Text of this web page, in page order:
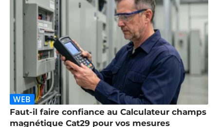
WEB
Faut-il faire confiance au Calculateur champs
magnétique Cat29 pour vos mesures